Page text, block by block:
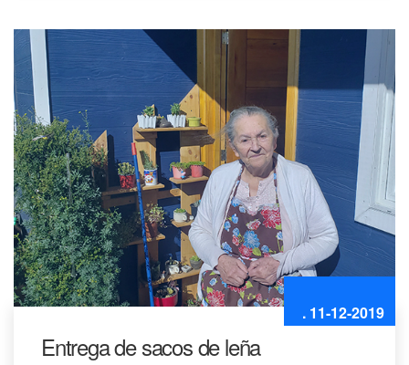
. 11-12-2019
Entrega de sacos de leña